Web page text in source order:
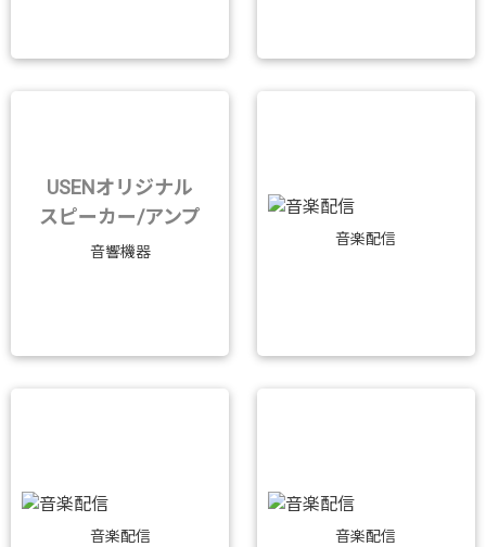
USENオリジナル
スピーカー/アンプ
音響機器
音楽配信
音楽配信 音楽配信